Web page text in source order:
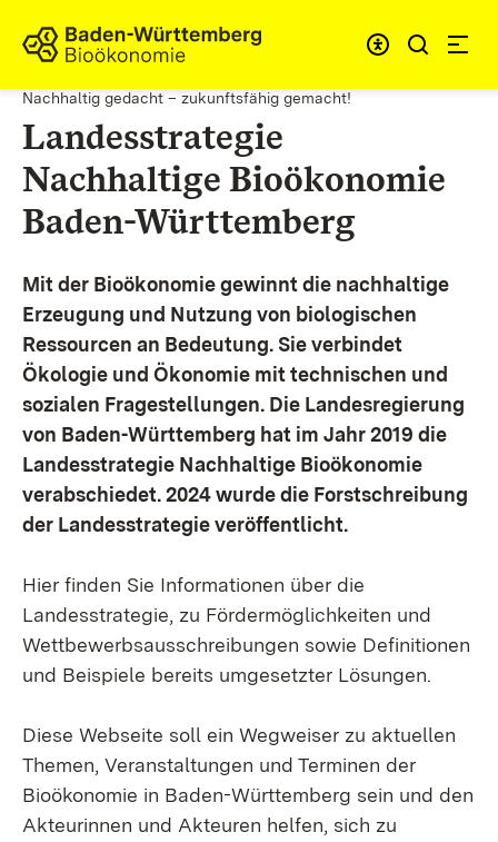
Zum Inhalt springen
Link zur Startseite
Nachhaltig gedacht – zukunftsfähig gemacht!
Landesstrategie
Nachhaltige Bioökonomie
Baden-Württemberg
Mit der Bioökonomie gewinnt die nachhaltige
Erzeugung und Nutzung von biologischen
Ressourcen an Bedeutung. Sie verbindet
Ökologie und Ökonomie mit technischen und
sozialen Fragestellungen. Die Landesregierung
von Baden-Württemberg hat im Jahr 2019 die
Landesstrategie Nachhaltige Bioökonomie
verabschiedet. 2024 wurde die Forstschreibung
der Landesstrategie veröffentlicht.
Hier finden Sie Informationen über die
Landesstrategie, zu Fördermöglichkeiten und
Wettbewerbsausschreibungen sowie Definitionen
und Beispiele bereits umgesetzter Lösungen.
Diese Webseite soll ein Wegweiser zu aktuellen
Themen, Veranstaltungen und Terminen der
Bioökonomie in Baden-Württemberg sein und den
Akteurinnen und Akteuren helfen, sich zu